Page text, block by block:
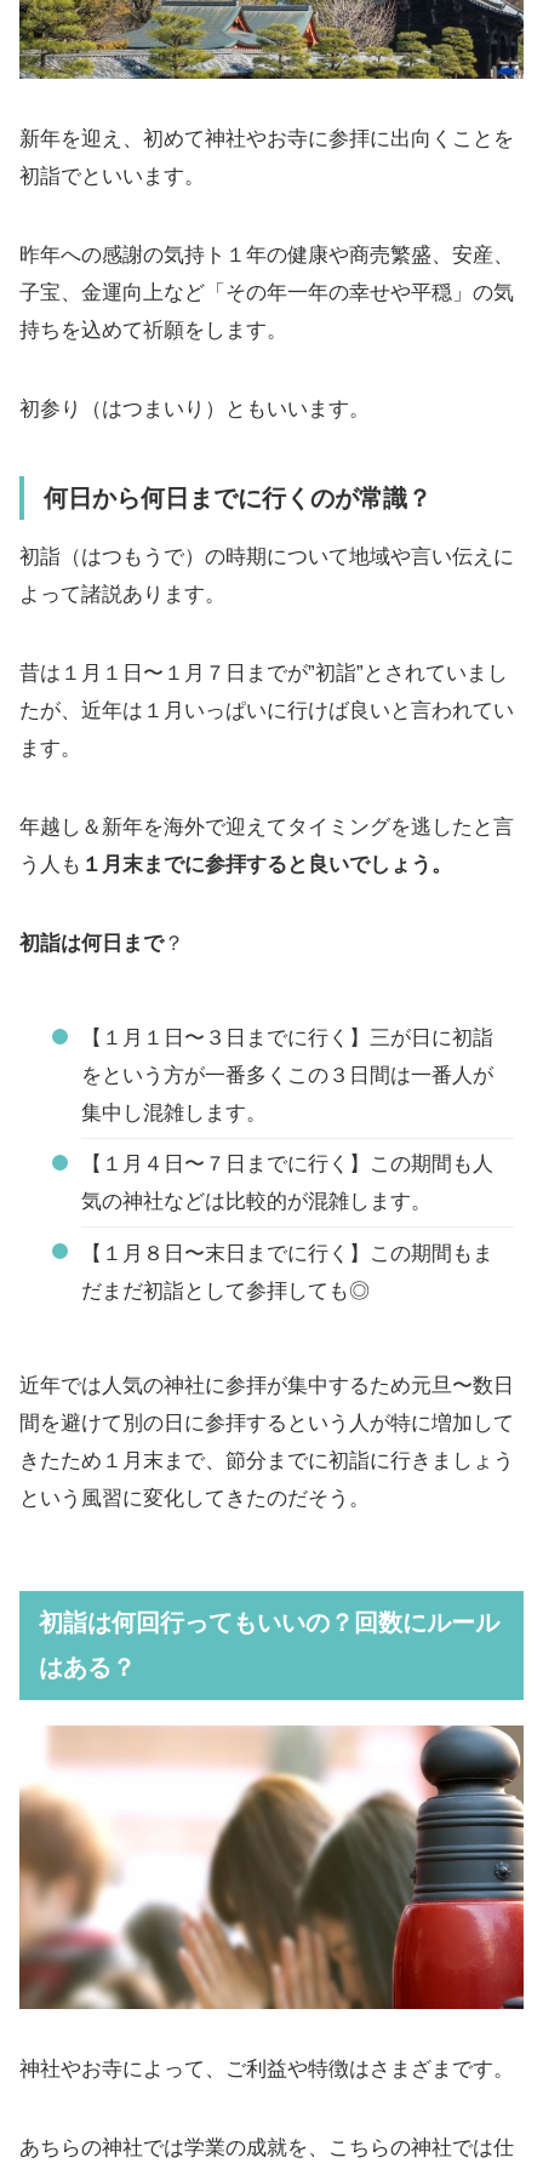
新年を迎え、初めて神社やお寺に参拝に出向くことを
初詣でといいます。
昨年への感謝の気持ト１年の健康や商売繁盛、安産、
子宝、金運向上など「その年一年の幸せや平穏」の気
持ちを込めて祈願をします。
初参り（はつまいり）ともいいます。
何日から何日までに行くのが常識？
初詣（はつもうで）の時期について地域や言い伝えに
よって諸説あります。
昔は１月１日〜１月７日までが”初詣”とされていまし
たが、近年は１月いっぱいに行けば良いと言われてい
ます。
年越し＆新年を海外で迎えてタイミングを逃したと言
う人も １月末までに参拝すると良いでしょう。
初詣は何日まで？
【１月１日〜３日までに行く】三が日に初詣
をという方が一番多くこの３日間は一番人が
集中し混雑します。
【１月４日〜７日までに行く】この期間も人
気の神社などは比較的が混雑します。
【１月８日〜末日までに行く】この期間もま
だまだ初詣として参拝しても◎
近年では人気の神社に参拝が集中するため元旦〜数日
間を避けて別の日に参拝するという人が特に増加して
きたため１月末まで、節分までに初詣に行きましょう
という風習に変化してきたのだそう。
初詣は何回行ってもいいの？回数にルール
はある？
神社やお寺によって、ご利益や特徴はさまざまです。
あちらの神社では学業の成就を、こちらの神社では仕